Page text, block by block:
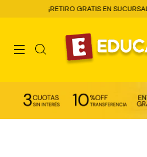
¡RETIRO GRATIS EN SUCURSAL! -